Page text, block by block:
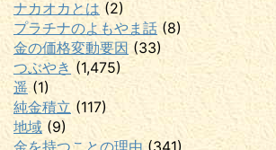
ナカオカとは (2)
プラチナのよもやま話 (8)
金の価格変動要因 (33)
つぶやき (1,475)
遥(1)
純金積立 (117)
地域(9)